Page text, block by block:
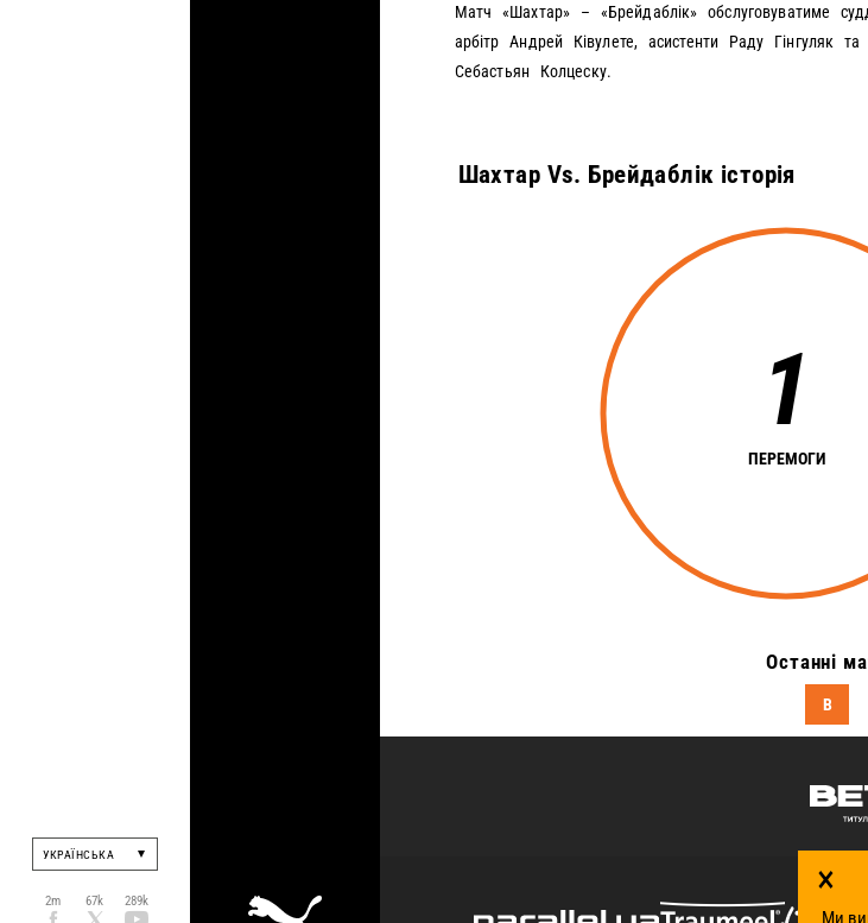
УКРАЇНСЬКА
2m 67k 289k
Матч «Шахтар» – «Брейдаблік» обслуговуватиме
арбітр Андрей Ківулете, асистенти Раду Гінгуляк
Себастьян Колцеску.
Шахтар Vs. Брейдаблік історія
1
ПЕРЕМОГИ
Останні
В
×
Ми